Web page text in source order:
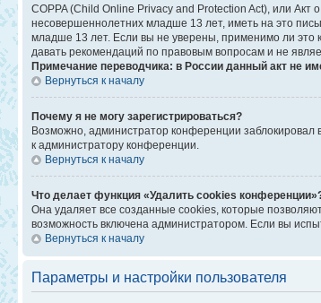
COPPA (Child Online Privacy and Protection Act), или
несовершеннолетних младше 13 лет, иметь на это
младше 13 лет. Если вы не уверены, применимо ли это
давать рекомендаций по правовым вопросам и не
Примечание переводчика: в России данный акт не
Вернуться к началу
Почему я не могу зарегистрироваться?
Возможно, администратор конференции заблокировал
к администратору конференции.
Вернуться к началу
Что делает функция «Удалить cookies
Она удаляет все созданные cookies, которые
возможность включена администратором. Если вы
Вернуться к началу
Параметры и настройки пользователя